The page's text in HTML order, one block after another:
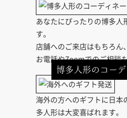
博多人形のコー
あなたにぴったりの博多人
す。
店舗へのご来店はもちろん、
お電話やZoomでのご相談
海外の方へのギフトに日本
多人形は大変喜ばれます。